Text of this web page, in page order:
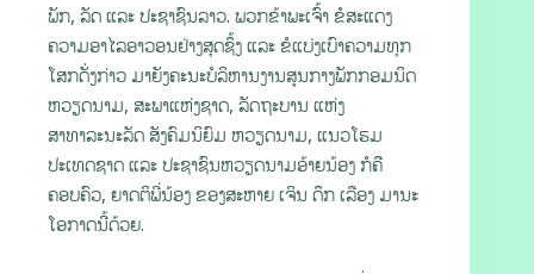
ພັກ, ລັດ ແລະ ປະຊາຊົນລາວ. ພວກຂ້າພະເຈົ້າ ຂໍສະແດງ
ຄວາມອາໄລອາວອນຢ່າງສຸດຊຶ້ງ ແລະ ຂໍແບ່ງເບົາຄວາມທຸກ
ໂສກດັ່ງກ່າວ ມາຍັງຄະນະບໍລິຫານງານສູນກາງພັກກອມນິດ
ຫວຽດນາມ, ສະພາແຫ່ງຊາດ, ລັດຖະບານ ແຫ່ງ
ສາທາລະນະລັດ ສັງຄົມນິຍົມ ຫວຽດນາມ, ແນວໂຮມ
ປະເທດຊາດ ແລະ ປະຊາຊົນຫວຽດນາມອ້າຍນ້ອງ ກໍຄື
ຄອບຄົວ, ຍາດຕິພີ່ນ້ອງ ຂອງສະຫາຍ ເຈິນ ດຶກ ເລືອງ ມານະ
ໂອກາດນີ້ດ້ວຍ.